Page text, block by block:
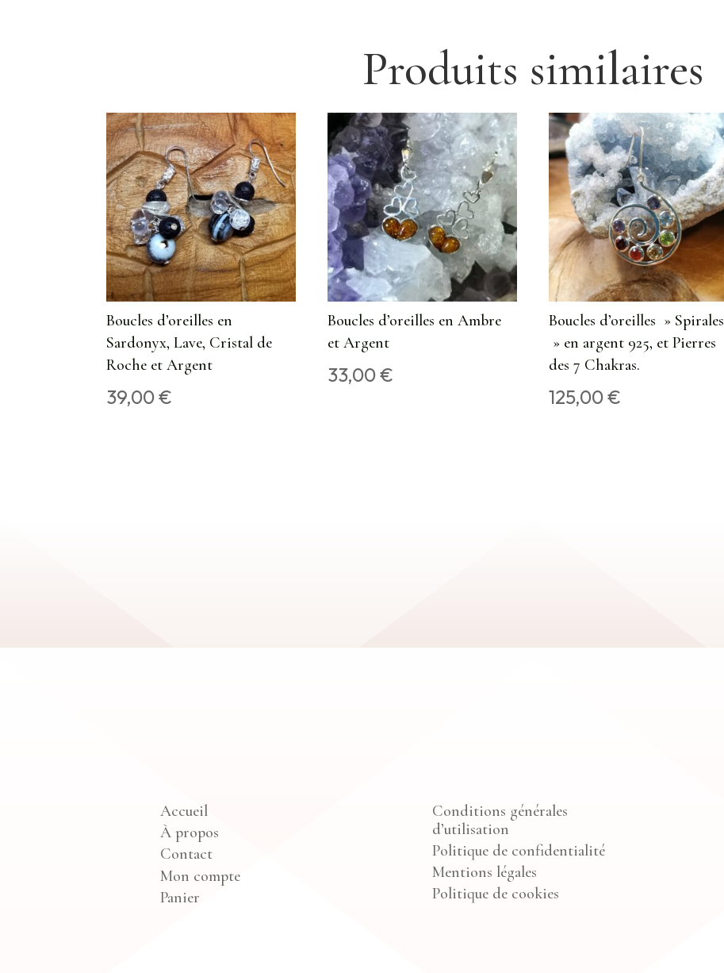
Produits similaires
Boucles d’oreilles en
Sardonyx, Lave, Cristal de
Roche et Argent
39,00€
Boucles d’oreilles en Ambre
et Argent
33,00€
Boucles d’oreilles » Spirales
» en argent 925, et Pierres
des 7 Chakras.
125,00€
Accueil
À propos
Contact
Mon compte
Panier
Conditions générales
d’utilisation
Politique de confidentialité
Mentions légales
Politique de cookies